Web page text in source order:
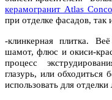
керамогранит Atlas
при отделке фасадов, так
-клинкерная плитка.
шамот, флюс и окиси-
процесс
глазурь, или обходиться
использовать для